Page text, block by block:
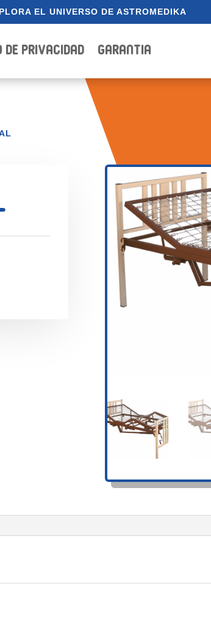
EL UNIVERSO DE ASTROMEDIKA
de Privacidad
Garantia